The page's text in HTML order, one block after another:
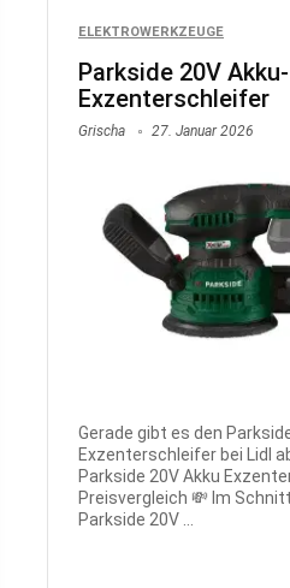
ELEKTROWERKZEUGE
Parkside 20V Akku-
Exzenterschleifer
Grischa 27. Januar 2026
Gerade gibt es den
Exzenterschleifer bei Lidl
Parkside 20V Akku
Preisvergleich 💸 Im
Parkside 20V ...